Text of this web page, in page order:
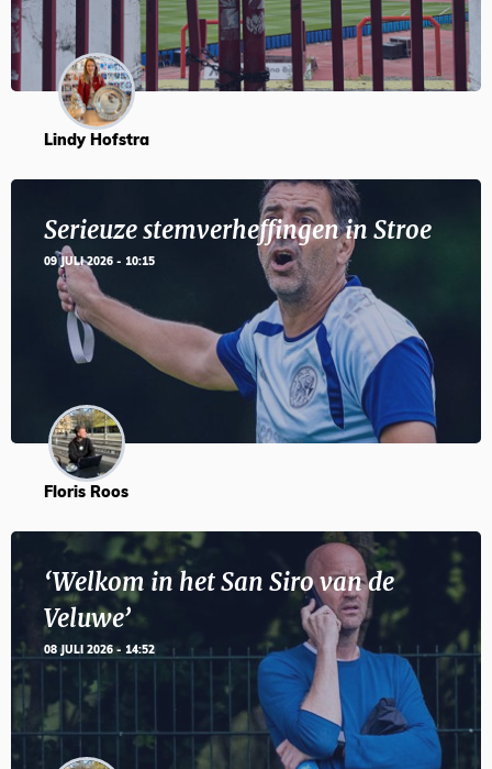
Lindy Hofstra
Serieuze stemverheffingen in Stroe
09 JULI 2026 - 10:15
Floris Roos
‘Welkom in het San Siro van de
Veluwe’
08 JULI 2026 - 14:52